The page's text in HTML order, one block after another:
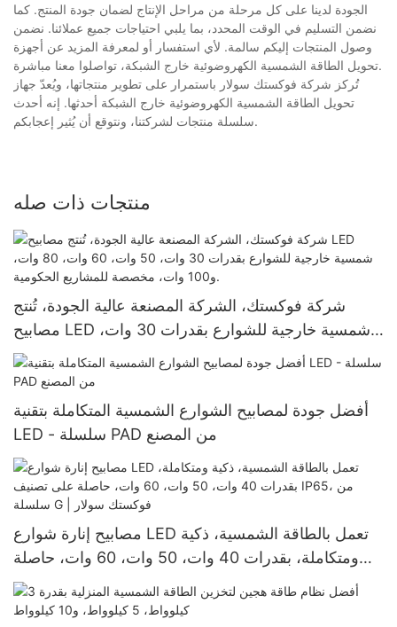
الجودة لدينا على كل مرحلة من مراحل الإنتاج لضمان جودة المنتج. كما
نضمن التسليم في الوقت المحدد، بما يلبي احتياجات جميع عملائنا. نضمن
وصول المنتجات إليكم سالمة. لأي استفسار أو لمعرفة المزيد عن أجهزة
تحويل الطاقة الشمسية الكهروضوئية خارج الشبكة، تواصلوا معنا مباشرة.
تُركز شركة فوكستك سولار باستمرار على تطوير منتجاتها، ويُعدّ جهاز
تحويل الطاقة الشمسية الكهروضوئية خارج الشبكة أحدثها. إنه أحدث
سلسلة منتجات لشركتنا، ونتوقع أن يُثير إعجابكم.
منتجات ذات صله
شركة فوكستك، الشركة المصنعة عالية الجودة، تُنتج
مصابيح LED شمسية خارجية للشوارع بقدرات 30 وات،
50 وات، 60 وات، 80 وات، و100 وات، مخصصة
أفضل جودة لمصابيح الشوارع الشمسية المتكاملة بتقنية
LED - سلسلة PAD من المصنع
مصابيح إنارة شوارع LED تعمل بالطاقة الشمسية، ذكية
ومتكاملة، بقدرات 40 وات، 50 وات، 60 وات، حاصلة
على تصنيف IP65، من سلسلة G | فوكستك سولار